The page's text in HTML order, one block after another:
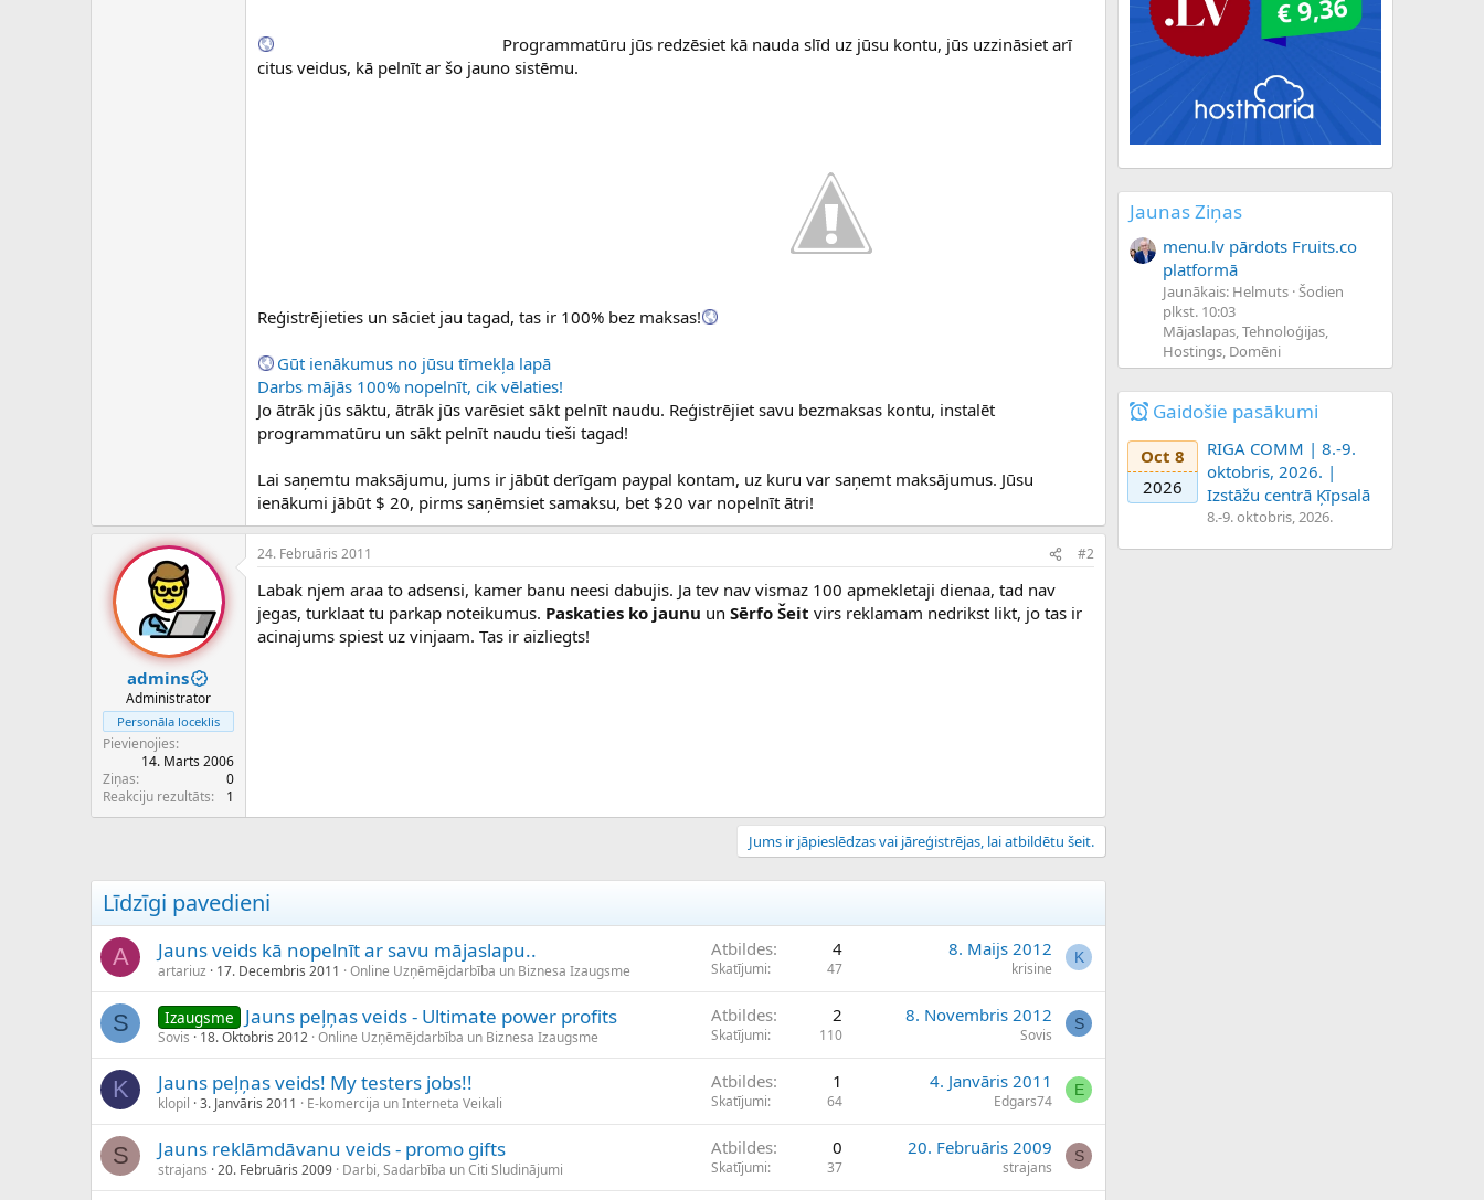
Programmatūru jūs redzēsiet kā nauda slīd uz jūsu kontu, jūs uzzināsiet arī
citus veidus, kā pelnīt ar šo jauno sistēmu.
Reģistrējieties un sāciet jau tagad, tas ir 100% bez maksas!
Gūt ienākumus no jūsu tīmekļa lapā
Darbs mājās 100% nopelnīt, cik vēlaties!
Jo ātrāk jūs sāktu, ātrāk jūs varēsiet sākt pelnīt naudu. Reģistrējiet savu bezmaksas kontu, instalēt
programmatūru un sākt pelnīt naudu tieši tagad!
Lai saņemtu maksājumu, jums ir jābūt derīgam paypal kontam, uz kuru var saņemt maksājumus. Jūsu
ienākumi jābūt $ 20, pirms saņēmsiet samaksu, bet $20 var nopelnīt ātri!
admins
Administrator
Personāla loceklis
Pievienojies
14. Marts 2006
Ziņas
0
Reakciju rezultāts
1
24. Februāris 2011 #2
Labak njem araa to adsensi, kamer banu neesi dabujis. Ja tev nav vismaz 100 apmekletaji dienaa, tad nav
jegas, turklaat tu parkap noteikumus. Paskaties ko jaunu un Sērfo Šeit virs reklamam nedrikst likt, jo tas ir
acinajums spiest uz vinjaam. Tas ir aizliegts!
Jums ir jāpieslēdzas vai jāreģistrējas, lai atbildētu šeit.
Līdzīgi pavedieni
A Jauns veids kā nopelnīt ar savu mājaslapu..
artariuz 17. Decembris 2011 Online Uzņēmējdarbība un Biznesa Izaugsme
Atbildes 4
Skatījumi 47
8. Maijs 2012
krisine
K
S Izaugsme Jauns peļņas veids - Ultimate power profits
Sovis 18. Oktobris 2012 Online Uzņēmējdarbība un Biznesa Izaugsme
Atbildes 2
Skatījumi 110
8. Novembris 2012
Sovis
S
K Jauns peļņas veids! My testers jobs!!
klopil 3. Janvāris 2011 E-komercija un Interneta Veikali
Atbildes 1
Skatījumi 64
4. Janvāris 2011
Edgars74
E
S Jauns reklāmdāvanu veids - promo gifts
strajans 20. Februāris 2009 Darbi, Sadarbība un Citi Sludinājumi
Atbildes 0
Skatījumi 37
20. Februāris 2009
strajans
S
Jaunas Ziņas
menu.lv pārdots Fruits.co
platformā
Jaunākais: Helmuts Šodien
plkst. 10:03
Mājaslapas, Tehnoloģijas,
Hostings, Domēni
Gaidošie pasākumi
Oct 8
2026
RIGA COMM | 8.-9.
oktobris, 2026. |
Izstāžu centrā Ķīpsalā
8.-9. oktobris, 2026.